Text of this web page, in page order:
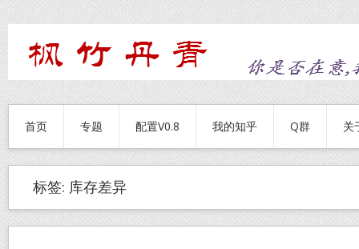
首页 专题 配置V0.8 我的知乎 Q群 关
标签: 库存差异